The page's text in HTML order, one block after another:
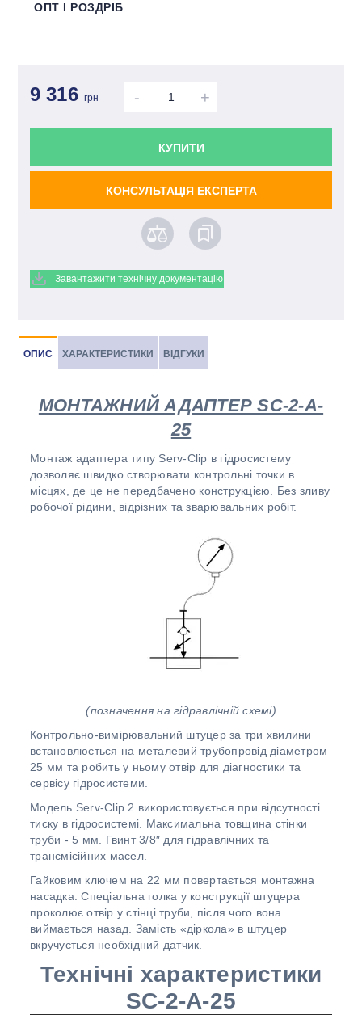
ОПТ І РОЗДРІБ
9 316 грн - +
КУПИТИ
КОНСУЛЬТАЦІЯ ЕКСПЕРТА
Завантажити технічну документацію
ОПИС ХАРАКТЕРИСТИКИ ВІДГУКИ
МОНТАЖНИЙ АДАПТЕР SC-2-A-
25
Монтаж адаптера типу Serv-Clip в гідросистему
дозволяє швидко створювати контрольні точки в
місцях, де це не передбачено конструкцією. Без зливу
робочої рідини, відрізних та зварювальних робіт.
(позначення на гідравлічній схемі)
Контрольно-вимірювальний штуцер за три хвилини
встановлюється на металевий трубопровід діаметром
25 мм та робить у ньому отвір для діагностики та
сервісу гідросистеми.
Модель Serv-Clip 2 використовується при відсутності
тиску в гідросистемі. Максимальна товщина стінки
труби - 5 мм. Гвинт 3/8″ для гідравлічних та
трансмісійних масел.
Гайковим ключем на 22 мм повертається монтажна
насадка. Спеціальна голка у конструкції штуцера
проколює отвір у стінці труби, після чого вона
виймається назад. Замість «діркола» в штуцер
вкручується необхідний датчик.
Технічні характеристики
SC-2-A-25